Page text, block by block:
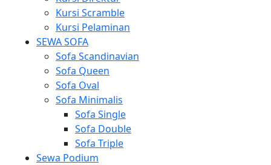
Kursi Scramble
Kursi Pelaminan
SEWA SOFA
Sofa Scandinavian
Sofa Queen
Sofa Oval
Sofa Minimalis
Sofa Single
Sofa Double
Sofa Triple
Sewa Podium